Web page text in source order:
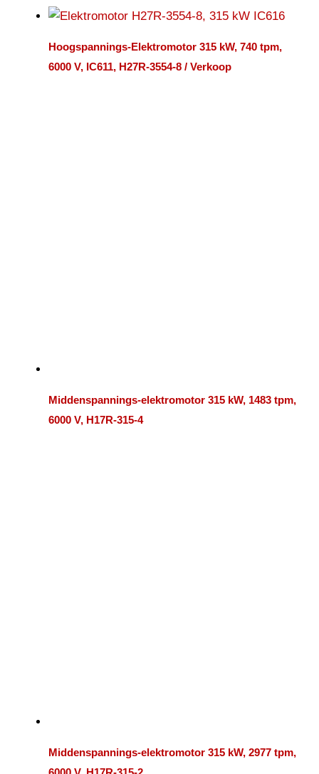
Hoogspannings-Elektromotor 315 kW, 740 tpm,
6000 V, IC611, H27R-3554-8 / Verkoop
Middenspannings-elektromotor 315 kW, 1483 tpm,
6000 V, H17R-315-4
Middenspannings-elektromotor 315 kW, 2977 tpm,